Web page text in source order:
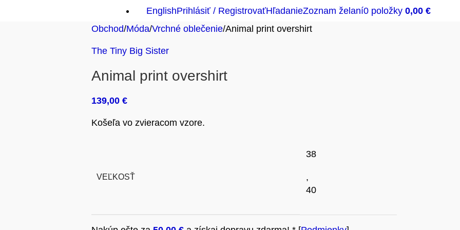
EnglishPrihlásiť / RegistrovaťHľadanieZoznam želaní0 položky 0,00 €
Obchod Móda Vrchné oblečenie Animal print overshirt
The Tiny Big Sister
Animal print overshirt
139,00 €
Košeľa vo zvieracom vzore.
VEĽKOSŤ
38
,
40